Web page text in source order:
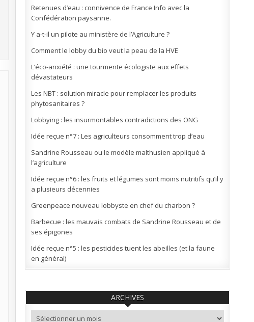
Retenues d’eau : connivence de France Info avec la
Confédération paysanne.
Y a-t-il un pilote au ministère de l’Agriculture ?
Comment le lobby du bio veut la peau de la HVE
L’éco-anxiété : une tourmente écologiste aux effets
dévastateurs
Les NBT : solution miracle pour remplacer les produits
phytosanitaires ?
Lobbying : les insurmontables contradictions des ONG
Idée reçue n°7 : Les agriculteurs consomment trop d’eau
Sandrine Rousseau ou le modèle malthusien appliqué à
l’agriculture
Idée reçue n°6 : les fruits et légumes sont moins nutritifs qu’il y
a plusieurs décennies
Greenpeace nouveau lobbyste en chef du charbon ?
Barbecue : les mauvais combats de Sandrine Rousseau et de
ses épigones
Idée reçue n°5 : les pesticides tuent les abeilles (et la faune
en général)
ARCHIVES
Archives